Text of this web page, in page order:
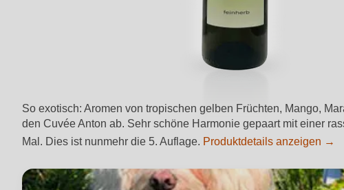
So exotisch: Aromen von tropischen gelben Früchten, Mango,
den Cuvée Anton ab. Sehr schöne Harmonie gepaart mit einer
Mal. Dies ist nunmehr die 5. Auflage. Produktdetails anzeigen →